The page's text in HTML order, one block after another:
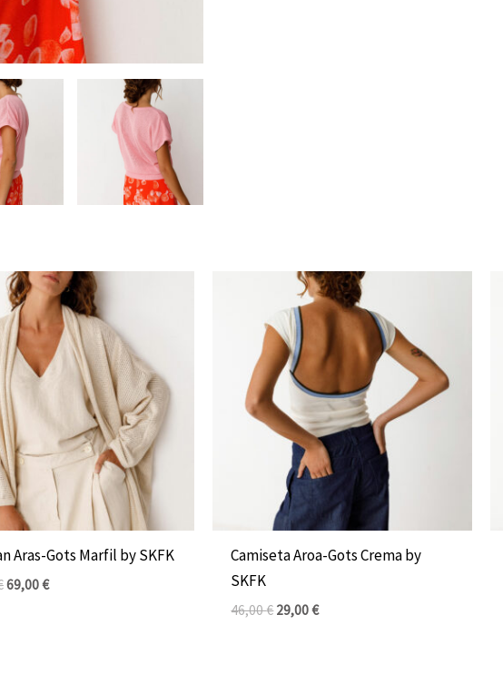
Aras-Gots Marfil by SKFK
El
precio
original
era:
119,00 €.
69,00€
El
precio
actual
es:
69,00 €.
Camiseta Aroa-Gots Crema by
SKFK
46,00€
precio
original
era:
46,00 €.
29,00€
El
precio
actual
29,00 €.